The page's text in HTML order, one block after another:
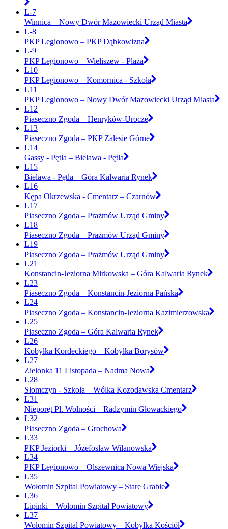
L-7
Winnica – Nowy Dwór Mazowiecki Urząd Miasta
L-8
PKP Legionowo – PKP Dąbkowizna
L-9
PKP Legionowo – Wieliszew - Plaża
L10
PKP Legionowo – Komornica - Szkoła
L11
PKP Legionowo – Nowy Dwór Mazowiecki Urząd Miasta
L12
Piaseczno Zgoda – Henryków-Urocze
L13
Piaseczno Zgoda – PKP Zalesie Górne
L14
Gassy - Pętla – Bielawa - Pętla
L15
Bielawa - Pętla – Góra Kalwaria Rynek
L16
Kępa Okrzewska - Cmentarz – Czarnów
L17
Piaseczno Zgoda – Prażmów Urząd Gminy
L18
Piaseczno Zgoda – Prażmów Urząd Gminy
L19
Piaseczno Zgoda – Prażmów Urząd Gminy
L21
Konstancin-Jeziorna Mirkowska – Góra Kalwaria Rynek
L23
Piaseczno Zgoda – Konstancin-Jeziorna Pańska
L24
Piaseczno Zgoda – Konstancin-Jeziorna Kazimierzowska
L25
Piaseczno Zgoda – Góra Kalwaria Rynek
L26
Kobyłka Kordeckiego – Kobyłka Borysów
L27
Zielonka 11 Listopada – Nadma Nowa
L28
Słomczyn - Szkoła – Wólka Kozodawska Cmentarz
L31
Nieporęt Pl. Wolności – Radzymin Głowackiego
L32
Piaseczno Zgoda – Grochowa
L33
PKP Jeziorki – Józefosław Wilanowska
L34
PKP Legionowo – Olszewnica Nowa Wiejska
L35
Wołomin Szpital Powiatowy – Stare Grabie
L36
Lipinki – Wołomin Szpital Powiatowy
L37
Wołomin Szpital Powiatowy – Kobyłka Kościół